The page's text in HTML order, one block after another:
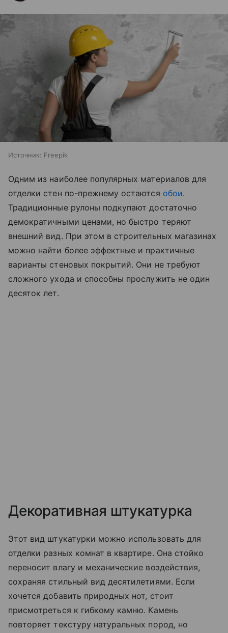
Источник: Freepik
Одним из наиболее популярных материалов для
отделки стен по-прежнему остаются обои.
Традиционные рулоны подкупают достаточно
демократичными ценами, но быстро теряют
внешний вид. При этом в строительных магазинах
можно найти более эффектные и практичные
варианты стеновых покрытий. Они не требуют
сложного ухода и способны прослужить не один
десяток лет.
Декоративная штукатурка
Этот вид штукатурки можно использовать для
отделки разных комнат в квартире. Она стойко
переносит влагу и механические воздействия,
сохраняя стильный вид десятилетиями. Если
хочется добавить природных нот, стоит
присмотреться к гибкому камню. Камень
повторяет текстуру натуральных пород, но